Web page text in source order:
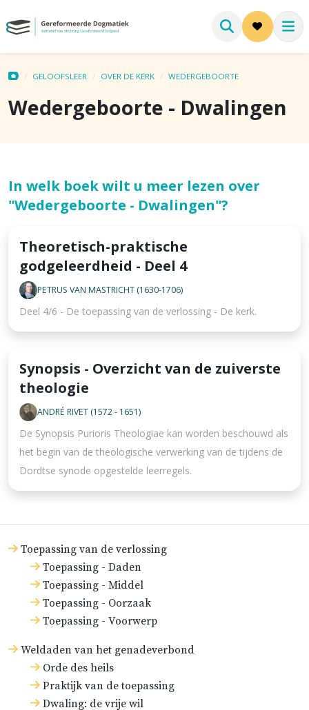
GELOOFSLEER OVER DE KERK WEDERGEBOORTE
Wedergeboorte - Dwalingen
Toepassing van de verlossing
Toepassing - Daden
Toepassing - Middel
Toepassing - Oorzaak
Toepassing - Voorwerp
Weldaden van het genadeverbond
Orde des heils
Praktijk van de toepassing
Dwaling: de vrije wil
In welk boek wilt u meer lezen over
"Wedergeboorte - Dwalingen"?
Theoretisch-praktische
godgeleerdheid - Deel 4
PETRUS VAN MASTRICHT (1630-1706)
Deel 4/6 - De toepassing van de verlossing - De kerk.
Synopsis - Overzicht van de zuiverste
theologie
ANDRÉ RIVET (1572 - 1651)
De Synopsis Purioris Theologiae kan worden beschouwd als
het begin van de theologische verwerking van de tijdens de
Dordtse synode opgestelde leerregels.